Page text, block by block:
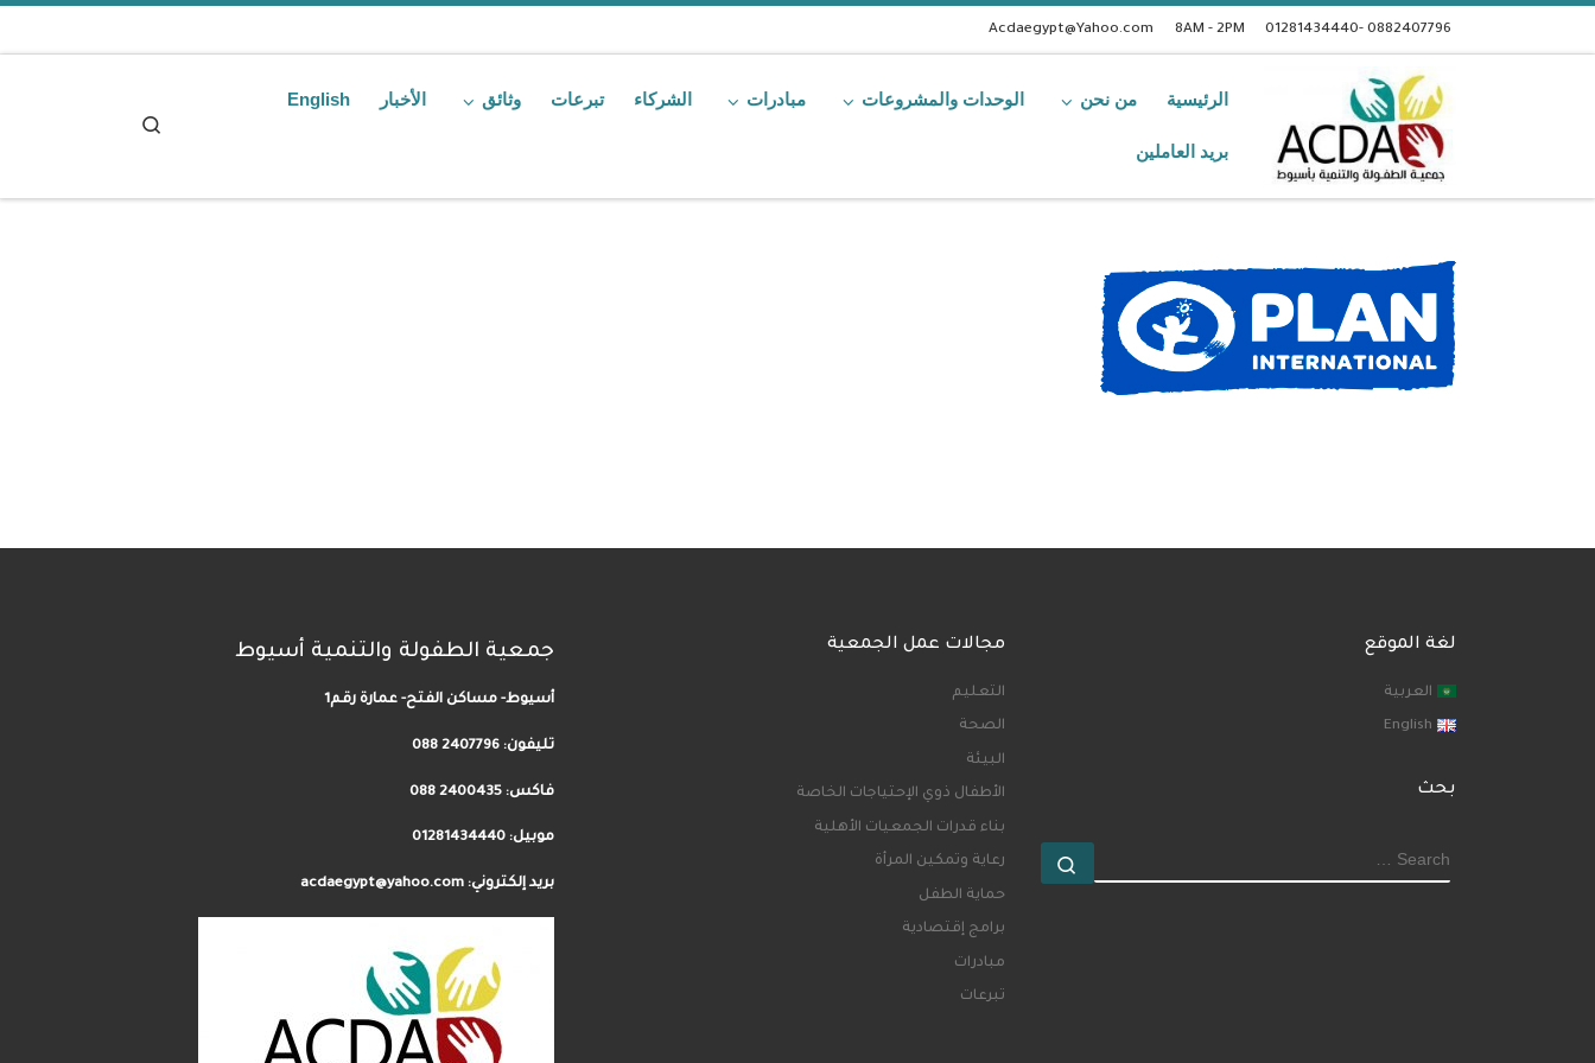
0882407796 -01281434440
8AM - 2PM
Acdaegypt@Yahoo.com
الرئيسية من نحن الوحدات والمشروعات مبادرات الشركاء تبرعات وثائق الأخبار English
بريد العاملين
لغة الموقع
العربية
English
بحث
SEARCH
Search …
مجالات عمل الجمعية
التعليم
الصحة
البيئة
الأطفال ذوي الإحتياجات الخاصة
بناء قدرات الجمعيات الأهلية
رعاية وتمكين المرأة
حماية الطفل
برامج إقتصادية
مبادرات
تبرعات
جمعية الطفولة والتنمية أسيوط
أسيوط- مساكن الفتح- عمارة رقم1
تليفون: 2407796 088
فاكس: 2400435 088
موبيل: 01281434440
بريد إلكتروني: acdaegypt@yahoo.com